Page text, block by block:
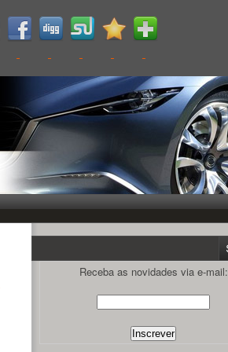
Receba as novidades via e-mail: